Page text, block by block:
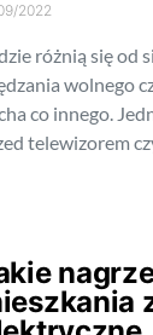
2022
różnią się od
wolnego
co innego.
telewizorem